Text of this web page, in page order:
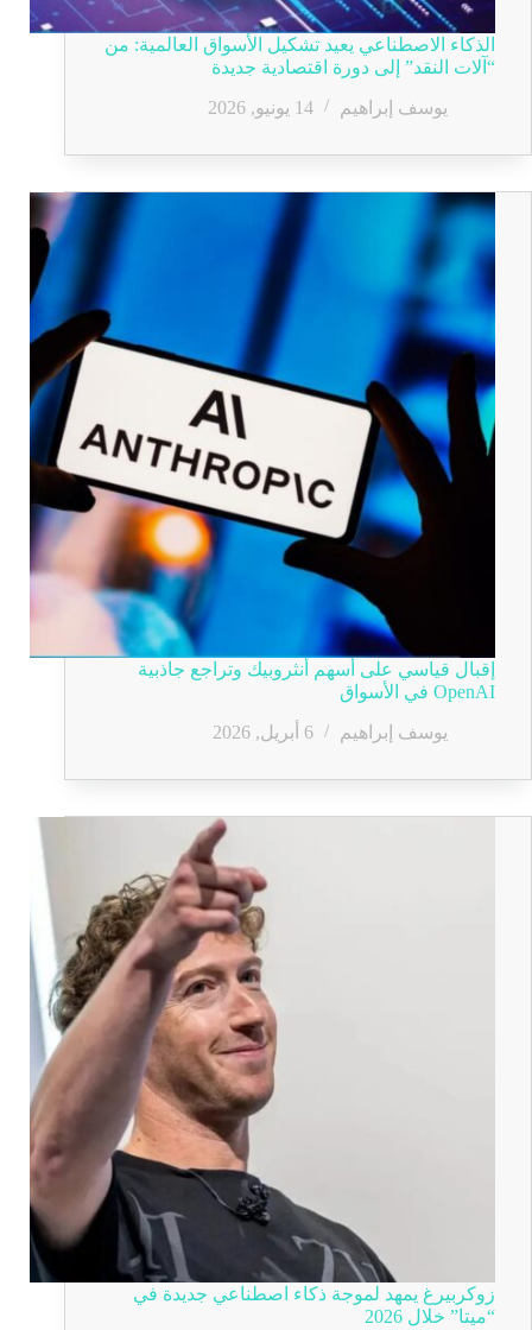
الذكاء الاصطناعي يعيد تشكيل الأسواق العالمية: من
“آلات النقد” إلى دورة اقتصادية جديدة
يوسف إبراهيم
14 يونيو, 2026
إقبال قياسي على أسهم أنثروبيك وتراجع جاذبية
OpenAI في الأسواق
يوسف إبراهيم
6 أبريل, 2026
زوكربيرغ يمهد لموجة ذكاء اصطناعي جديدة في
“ميتا” خلال 2026